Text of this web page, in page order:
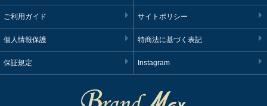
ご利用ガイド サイトポリシー
個人情報保護 特商法に基づく表記
保証規定 Instagram